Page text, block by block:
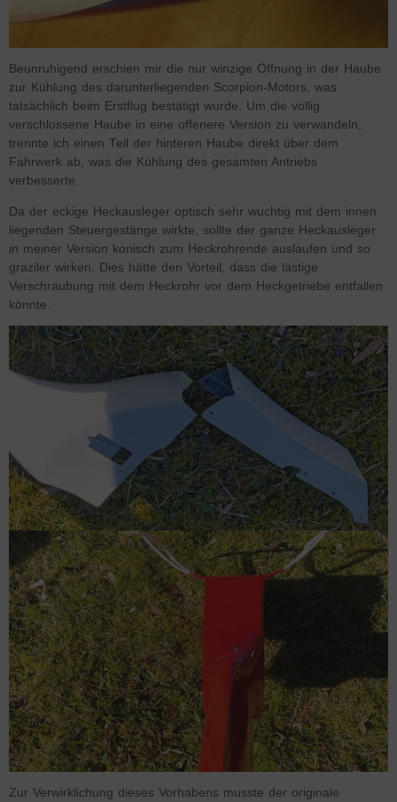
Beunruhigend erschien mir die nur winzige Öffnung in der Haube
zur Kühlung des darunterliegenden Scorpion-Motors, was
tatsächlich beim Erstflug bestätigt wurde. Um die völlig
verschlossene Haube in eine offenere Version zu verwandeln,
trennte ich einen Teil der hinteren Haube direkt über dem
Fahrwerk ab, was die Kühlung des gesamten Antriebs
verbesserte.
Da der eckige Heckausleger optisch sehr wuchtig mit dem innen
liegenden Steuergestänge wirkte, sollte der ganze Heckausleger
in meiner Version konisch zum Heckrohrende auslaufen und so
graziler wirken. Dies hätte den Vorteil, dass die lästige
Verschraubung mit dem Heckrohr vor dem Heckgetriebe entfallen
könnte.
Zur Verwirklichung dieses Vorhabens musste der originale